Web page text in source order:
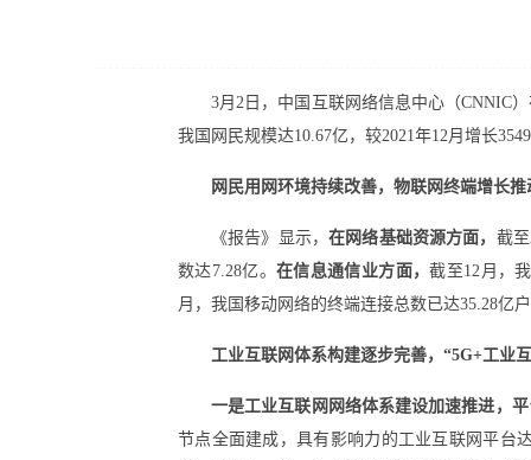
3月2日，中国互联网络信息中心（CNNIC
我国网民规模达10.67亿，较2021年12月增长
网民用网环境持续改善，物联网终端增长推
《报告》显示，在网络基础资源方面， 截
数达7.28亿。 在信息通信业方面，截至12月，
月，我国移动网络的终端连接总数已达35.28亿
工业互联网体系构建逐步完善，“5G+工业
一是工业互联网网络体系建设加速推进，
节点全面建成，具有影响力的工业互联网平台